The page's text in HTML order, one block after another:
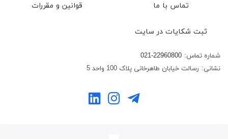
تماس با ما قوانین و مقررات
ثبت شکایات در سایت
شماره تماس: 021-22960800
نشانی: رسالت خیابان طاهرخانی پلاک 100 واحد 5